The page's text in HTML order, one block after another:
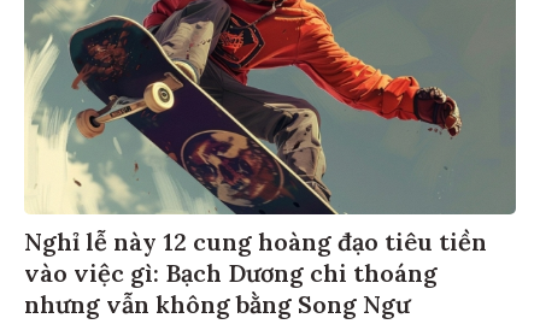
Nghỉ lễ này 12 cung hoàng đạo tiêu tiền
vào việc gì: Bạch Dương chi thoáng
nhưng vẫn không bằng Song Ngư